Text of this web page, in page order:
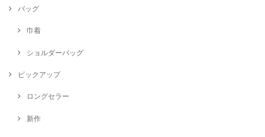
バッグ
巾着
ショルダーバッグ
ピックアップ
ロングセラー
新作